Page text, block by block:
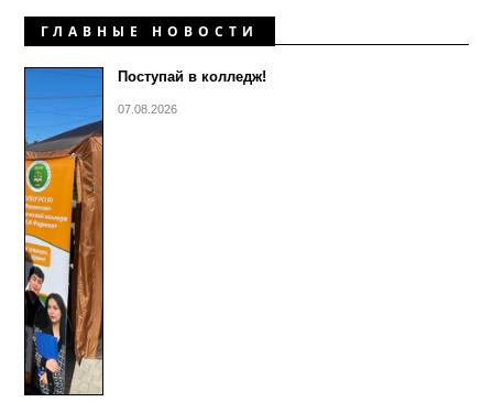
ГЛАВНЫЕ НОВОСТИ
Поступай в колледж!
07.08.2026